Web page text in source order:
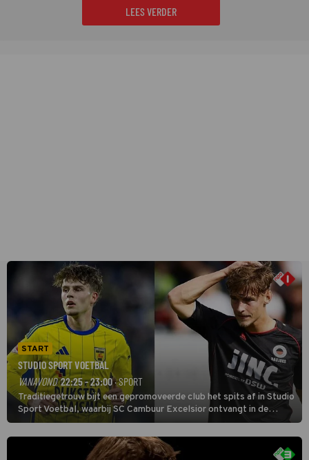
LEES VERDER
START
STUDIO SPORT VOETBAL
VANAVOND 22:25 - 23:00· SPORT
Traditiegetrouw bijt een gepromoveerde club het spits af in Studio
Sport Voetbal, waarbij SC Cambuur Excelsior ontvangt in de
eerste wedstrijd van het nieuwe Eredivisieseizoen. De nieuwe
oefenmeester is Johan Plat en hij wil aanvallend voetballen.